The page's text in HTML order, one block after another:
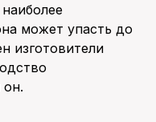
может упасть до
изготовители
он.